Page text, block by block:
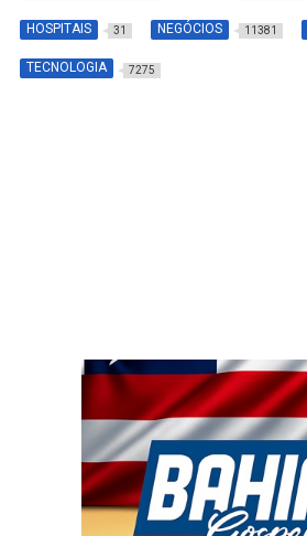
HOSPITAIS 31 NEGÓCIOS 11381
TECNOLOGIA 7275